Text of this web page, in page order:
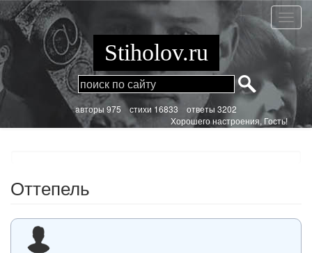
Перейти
к
основному
содержанию
Stiholov.ru
aвторы 975стихи 16833 ответы 3202
Хорошего настроения, Гость!
Оттепель